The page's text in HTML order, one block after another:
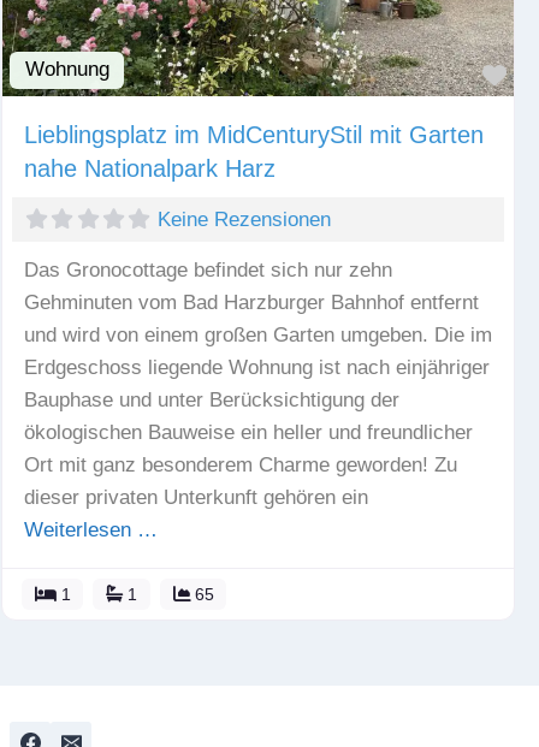
Wohnung
Lieblingsplatz im MidCenturyStil mit Garten
nahe Nationalpark Harz
Keine Rezensionen
Das Gronocottage befindet sich nur zehn
Gehminuten vom Bad Harzburger Bahnhof entfernt
und wird von einem großen Garten umgeben. Die im
Erdgeschoss liegende Wohnung ist nach einjähriger
Bauphase und unter Berücksichtigung der
ökologischen Bauweise ein heller und freundlicher
Ort mit ganz besonderem Charme geworden! Zu
dieser privaten Unterkunft gehören ein
Weiterlesen …
1 1 65